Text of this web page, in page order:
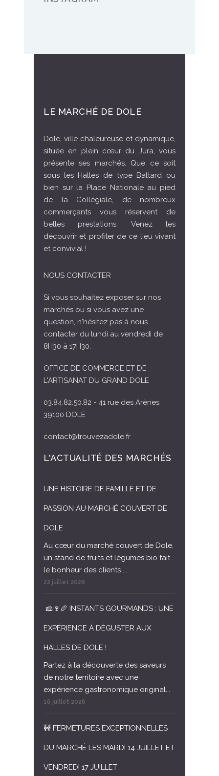
LE MARCHÉ DE DOLE
Dole, ville chaleureuse et dynamique,
située en plein cœur du Jura, vous
présente ses marchés. Que ce soit
sous les Halles de type Baltard ou
bien sur la Place Nationale au pied
de la Collégiale, de nombreux
commerçants vous réservent de
belles prestations. Venez les
découvrir et profiter de ce lieu vivant
et convivial !
NOUS CONTACTER
Si vous souhaitez exposer sur nos
marchés ou si vous avez une
question, n'hésitez pas à nous
contacter du lundi au vendredi de
8H30 à 17H30.
OFFICE DE COMMERCE ET DE
L'ARTISANAT DU GRAND DOLE
03.84.82.50.82 - 41 rue des Arènes
39100 DOLE
contact@trouvezadole.fr
L'ACTUALITÉ DES MARCHÉS
UNE HISTOIRE DE FAMILLE ET DE
PASSION AU MARCHÉ COUVERT DE
DOLE
Au cœur du marché couvert de Dole,
un stand de fruits et légumes bio fait
le bonheur des clients ...
22 juillet 2026
🧀🍷🥖 INSTANTS GOURMANDS : UNE
EXPÉRIENCE À DÉGUSTER AUX
HALLES DE DOLE !
Partez à la découverte des saveurs
de notre territoire avec une
expérience gastronomique original...
16 juillet 2026
🚧 FERMETURES EXCEPTIONNELLES
DU MARCHÉ LES MARDI 14 JUILLET ET
VENDREDI 17 JUILLET